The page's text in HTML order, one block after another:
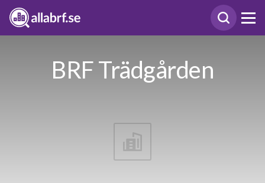
BRF Trädgården